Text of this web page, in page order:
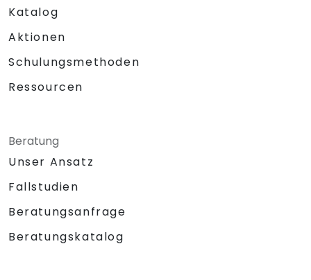
Katalog
Aktionen
Schulungsmethoden
Ressourcen
Beratung
Unser Ansatz
Fallstudien
Beratungsanfrage
Beratungskatalog